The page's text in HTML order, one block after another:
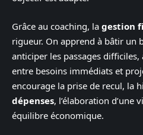
Grâce au coaching, la gestion
rigueur. On apprend à bâtir un
anticiper les passages
entre besoins immédiats et
encourage la prise de recul, la
dépenses, l’élaboration d’une
équilibre économique.